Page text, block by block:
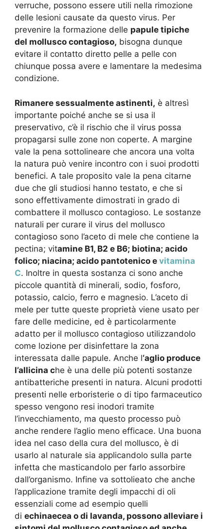
verruche, possono essere utili nella rimozione
delle lesioni causate da questo virus. Per
prevenire la formazione delle papule tipiche
del mollusco contagioso, bisogna dunque
evitare il contatto diretto pelle a pelle con
chiunque possa avere e lamentare la medesima
condizione.
Rimanere sessualmente astinenti, è altresì
importante poiché anche se si usa il
preservativo, c’è il rischio che il virus possa
propagarsi sulle zone non coperte. A margine
vale la pena sottolineare che ancora una volta
la natura può venire incontro con i suoi prodotti
benefici. A tale proposito vale la pena citarne
due che gli studiosi hanno testato, e che si
sono effettivamente dimostrati in grado di
combattere il mollusco contagioso. Le sostanze
naturali per curare il virus del mollusco
contagioso sono l’aceto di mele che contiene la
pectina; vitamine B1, B2 e B6; biotina; acido
folico; niacina; acido pantotenico e vitamina
C. Inoltre in questa sostanza ci sono anche
piccole quantità di minerali, sodio, fosforo,
potassio, calcio, ferro e magnesio. L’aceto di
mele per tutte queste proprietà viene usato per
fare delle medicine, ed è particolarmente
adatto per il mollusco contagioso utilizzandolo
come lozione per disinfettare la zona
interessata dalle papule. Anche l‘aglio produce
l’allicina che è una delle più potenti sostanze
antibatteriche presenti in natura. Alcuni prodotti
presenti nelle erboristerie o di tipo farmaceutico
spesso vengono resi inodori tramite
l’invecchiamento, ma questo processo può
anche rendere l’aglio meno efficace. Una buona
idea nel caso della cura del mollusco, è di
usarlo al naturale sia applicandolo sulla parte
infetta che masticandolo per farlo assorbire
dall’organismo. Infine va sottolieato che anche
l’applicazione tramite degli impacchi di oli
essenziali come ad esempio quelli
di echinaecea o di lavanda, possono alleviare i